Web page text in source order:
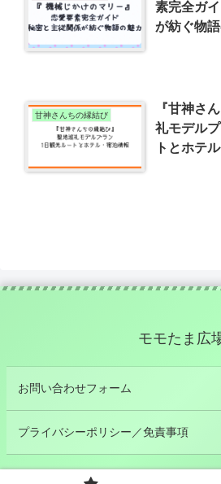
素完全ガ
が紡ぐ物
甘神さんちの縁結び
『甘神さ
礼モデル
トとホテ
モモたま広
お問い合わせフォーム
プライバシーポリシー／免責事項